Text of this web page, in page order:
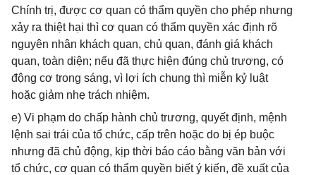
Chính trị, được cơ quan có thẩm quyền cho phép nhưng
xảy ra thiệt hại thì cơ quan có thẩm quyền xác định rõ
nguyên nhân khách quan, chủ quan, đánh giá khách
quan, toàn diện; nếu đã thực hiện đúng chủ trương, có
động cơ trong sáng, vì lợi ích chung thì miễn kỷ luật
hoặc giảm nhẹ trách nhiệm.
e) Vi phạm do chấp hành chủ trương, quyết định, mệnh
lệnh sai trái của tổ chức, cấp trên hoặc do bị ép buộc
nhưng đã chủ động, kịp thời báo cáo bằng văn bản với
tổ chức, cơ quan có thẩm quyền biết ý kiến, đề xuất của